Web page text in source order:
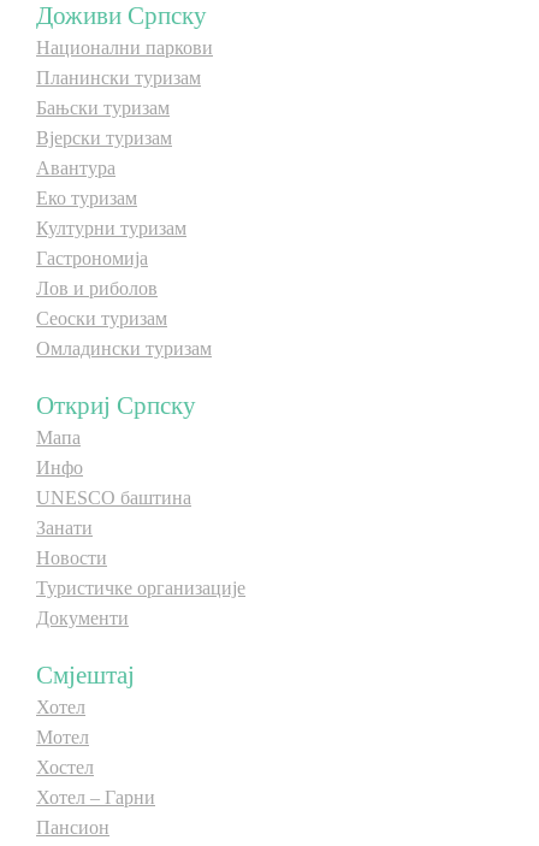
Доживи Српску
Национални паркови
Планински туризам
Бањски туризам
Вјерски туризам
Авантура
Еко туризам
Културни туризам
Гастрономија
Лов и риболов
Сеоски туризам
Омладински туризам
Откриј Српску
Мапа
Инфо
UNESCO баштина
Занати
Новости
Туристичке организације
Документи
Смјештај
Хотел
Мотел
Хостел
Хотел – Гарни
Пансион